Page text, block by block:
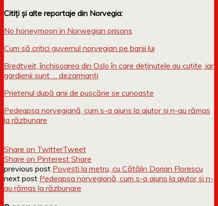
Citiți și alte reportaje din Norvegia:
No honeymoon in Norwegian prisons
Cum să critici guvernul norvegian pe banii lui
Bredtveit, închisoarea din Oslo în care deținutele au cuțite, iar
gardienii sunt … dezarmanți
Prietenul după anii de pușcărie se cunoaște
Pedeapsa norvegiană, cum s-a ajuns la ajutor și n-au rămas
la răzbunare
Share on TwitterTweet
Share on Pinterest Share
previous post Povești la metru, cu Cătălin Dorian Florescu
next post Pedeapsa norvegiană, cum s-a ajuns la ajutor și n-
au rămas la răzbunare